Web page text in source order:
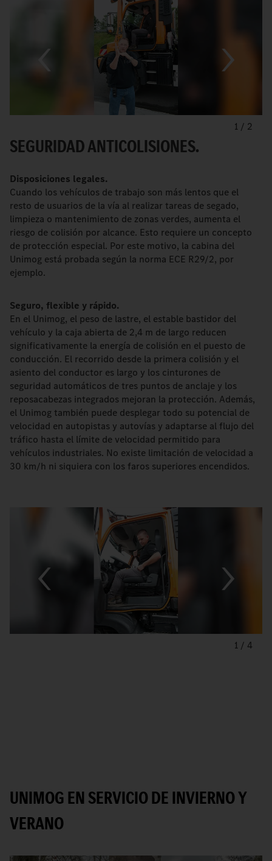
1 / 2
SEGURIDAD ANTICOLISIONES.
Disposiciones legales.
Cuando los vehículos de trabajo son más lentos que el
resto de usuarios de la vía al realizar tareas de segado,
limpieza o mantenimiento de zonas verdes, aumenta el
riesgo de colisión por alcance. Esto requiere un concepto
de protección especial. Por este motivo, la cabina del
Unimog está probada según la norma ECE R29/2, por
ejemplo.
Seguro, flexible y rápido.
En el Unimog, el peso de lastre, el estable bastidor del
vehículo y la caja abierta de 2,4 m de largo reducen
significativamente la energía de colisión en el puesto de
conducción. El recorrido desde la primera colisión y el
asiento del conductor es largo y los cinturones de
seguridad automáticos de tres puntos de anclaje y los
reposacabezas integrados mejoran la protección. Además,
el Unimog también puede desplegar todo su potencial de
velocidad en autopistas y autovías y adaptarse al flujo del
tráfico hasta el límite de velocidad permitido para
vehículos industriales. No existe limitación de velocidad a
30 km/h ni siquiera con los faros superiores encendidos.
1 / 4
UNIMOG EN SERVICIO DE INVIERNO Y
VERANO